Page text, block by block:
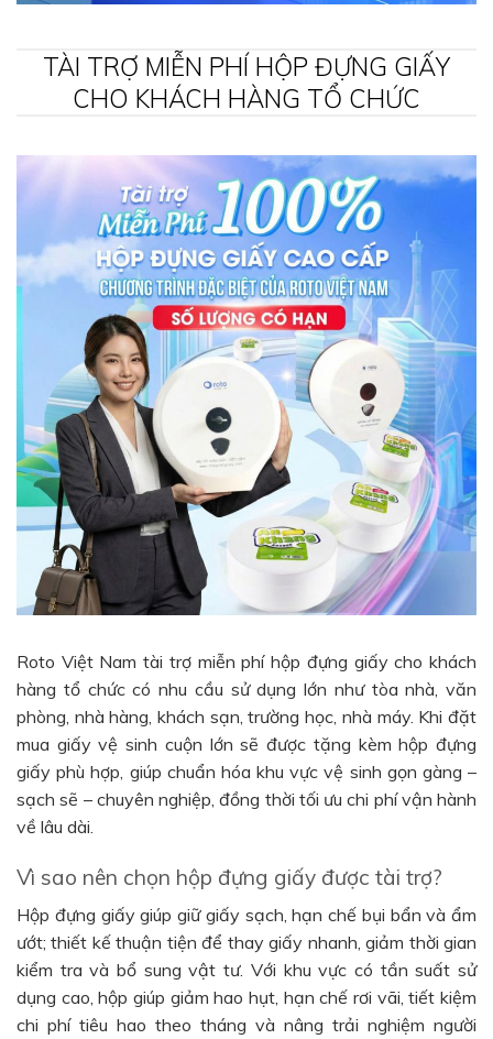
TÀI TRỢ MIỄN PHÍ HỘP ĐỰNG GIẤY
CHO KHÁCH HÀNG TỔ CHỨC
Roto Việt Nam tài trợ miễn phí hộp đựng giấy cho khách
hàng tổ chức có nhu cầu sử dụng lớn như tòa nhà, văn
phòng, nhà hàng, khách sạn, trường học, nhà máy. Khi đặt
mua giấy vệ sinh cuộn lớn sẽ được tặng kèm hộp đựng
giấy phù hợp, giúp chuẩn hóa khu vực vệ sinh gọn gàng –
sạch sẽ – chuyên nghiệp, đồng thời tối ưu chi phí vận hành
về lâu dài.
Vì sao nên chọn hộp đựng giấy được tài trợ?
Hộp đựng giấy giúp giữ giấy sạch, hạn chế bụi bẩn và ẩm
ướt; thiết kế thuận tiện để thay giấy nhanh, giảm thời gian
kiểm tra và bổ sung vật tư. Với khu vực có tần suất sử
dụng cao, hộp giúp giảm hao hụt, hạn chế rơi vãi, tiết kiệm
chi phí tiêu hao theo tháng và nâng trải nghiệm người